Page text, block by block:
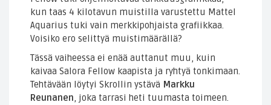
kun taas 4 kilotavun muistilla varustettu Mattel
Aquarius tuki vain merkkipohjaista grafiikkaa.
Voisiko ero selittyä muistimäärällä?
Tässä vaiheessa ei enää auttanut muu, kuin
kaivaa Salora Fellow kaapista ja ryhtyä tonkimaan.
Tehtävään löytyi Skrollin ystävä Markku
Reunanen, joka tarrasi heti tuumasta toimeen.